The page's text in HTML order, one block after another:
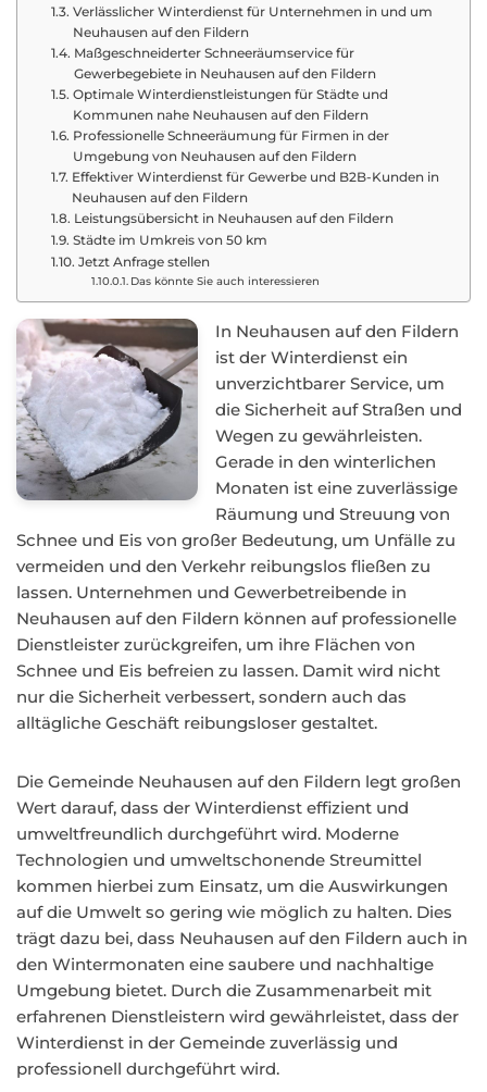
Verlässlicher Winterdienst für Unternehmen in und um
Neuhausen auf den Fildern
Maßgeschneiderter Schneeräumservice für
Gewerbegebiete in Neuhausen auf den Fildern
Optimale Winterdienstleistungen für Städte und
Kommunen nahe Neuhausen auf den Fildern
Professionelle Schneeräumung für Firmen in der
Umgebung von Neuhausen auf den Fildern
Effektiver Winterdienst für Gewerbe und B2B-Kunden in
Neuhausen auf den Fildern
Leistungsübersicht in Neuhausen auf den Fildern
Städte im Umkreis von 50 km
Jetzt Anfrage stellen
Das könnte Sie auch interessieren
In Neuhausen auf den Fildern
ist der Winterdienst ein
unverzichtbarer Service, um
die Sicherheit auf Straßen und
Wegen zu gewährleisten.
Gerade in den winterlichen
Monaten ist eine zuverlässige
Räumung und Streuung von
Schnee und Eis von großer Bedeutung, um Unfälle zu
vermeiden und den Verkehr reibungslos fließen zu
lassen. Unternehmen und Gewerbetreibende in
Neuhausen auf den Fildern können auf professionelle
Dienstleister zurückgreifen, um ihre Flächen von
Schnee und Eis befreien zu lassen. Damit wird nicht
nur die Sicherheit verbessert, sondern auch das
alltägliche Geschäft reibungsloser gestaltet.
Die Gemeinde Neuhausen auf den Fildern legt großen
Wert darauf, dass der Winterdienst effizient und
umweltfreundlich durchgeführt wird. Moderne
Technologien und umweltschonende Streumittel
kommen hierbei zum Einsatz, um die Auswirkungen
auf die Umwelt so gering wie möglich zu halten. Dies
trägt dazu bei, dass Neuhausen auf den Fildern auch in
den Wintermonaten eine saubere und nachhaltige
Umgebung bietet. Durch die Zusammenarbeit mit
erfahrenen Dienstleistern wird gewährleistet, dass der
Winterdienst in der Gemeinde zuverlässig und
professionell durchgeführt wird.